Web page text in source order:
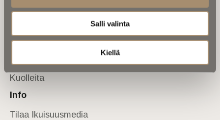
Salli valinta
Kiellä
Muistokirjoituksia
Kuolema koskettaa
Asiantuntijoilta
Kuolleita
Info
Tilaa Ikuisuusmedia